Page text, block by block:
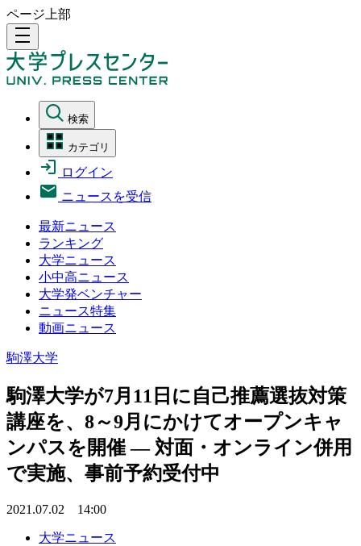
ページ上部
density_medium
検索
カテゴリ
ログイン
ニュースを受信
最新ニュース
ランキング
大学ニュース
小中高ニュース
大学発ベンチャー
ニュース特集
動画ニュース
駒澤大学
駒澤大学が7月11日に自己推薦選抜対策
講座を、8～9月にかけてオープンキャ
ンパスを開催 — 対面・オンライン併用
で実施、事前予約受付中
2021.07.02 14:00
大学ニュース